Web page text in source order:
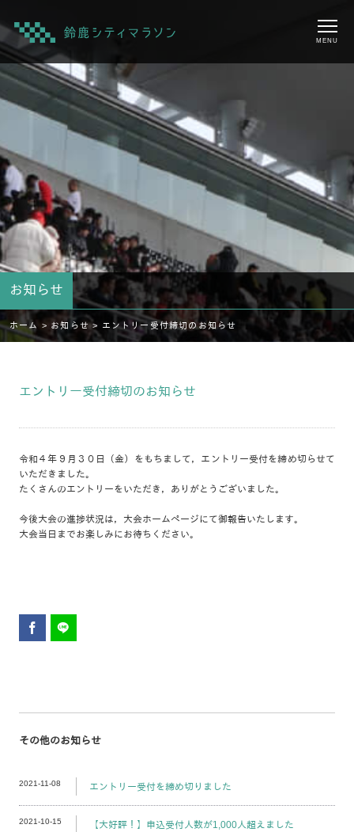
MENU
お知らせ
ホーム > お知らせ > エントリー受付締切のお知らせ
エントリー受付締切のお知らせ
令和４年９月３０日（金）をもちまして，エントリー受付を締め切らせて
いただきました。
たくさんのエントリーをいただき，ありがとうございました。
今後大会の進捗状況は，大会ホームページにて御報告いたします。
大会当日までお楽しみにお待ちください。
その他のお知らせ
2021-11-08 エントリー受付を締め切りました
2021-10-15 【大好評！】申込受付人数が1,000人超えました